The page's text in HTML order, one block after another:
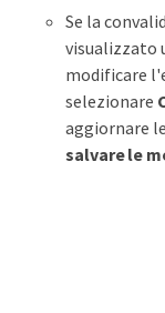
Se la
visualizzato
modificare
selezionare
aggiornare
salvare le